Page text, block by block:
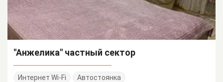
"Анжелика" частный сектор
Интернет Wi-Fi
Автостоянка